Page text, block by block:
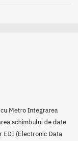
cu Metro Integrarea
schimbului de date
EDI (Electronic Data